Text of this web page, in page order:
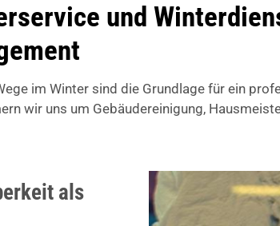
und
im Winter sind die Grundlage für ein
wir uns um Gebäudereinigung,
als